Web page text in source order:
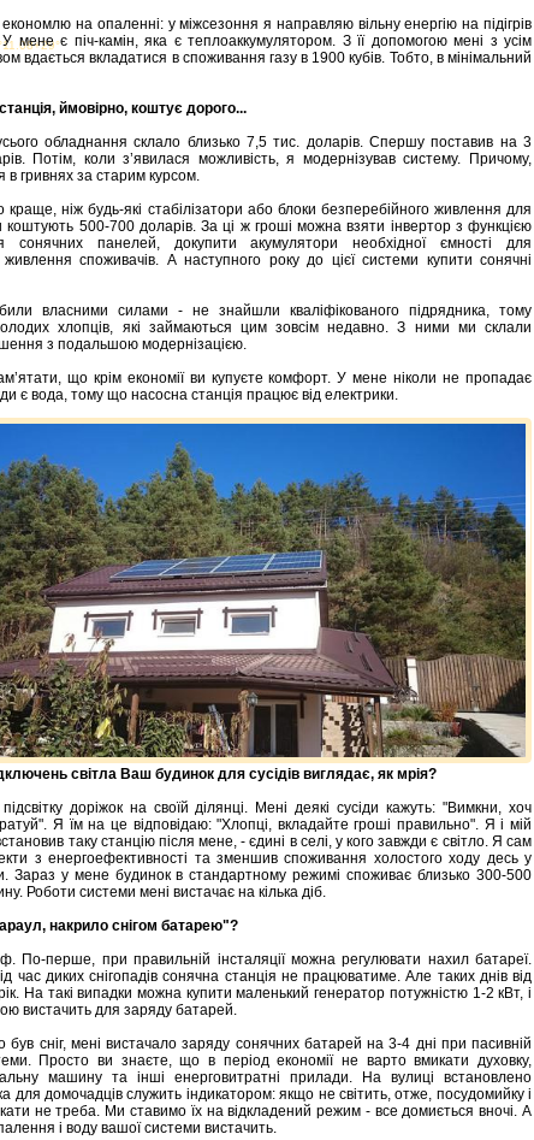
11.08+29°
економлю на опаленні: у міжсезоння я направляю вільну енергію на підігрів
мене є піч-камін, яка є теплоаккумулятором. З її допомогою мені з усім
вдається вкладатися в споживання газу в 1900 кубів. Тобто, в мінімальний
ймовірно, коштує дорого...
обладнання склало близько 7,5 тис. доларів. Спершу поставив на 3
Потім, коли з’явилася можливість, я модернізував систему. Причому,
в гривнях за старим курсом.
краще, ніж будь-які стабілізатори або блоки безперебійного живлення для
коштують 500-700 доларів. За ці ж гроші можна взяти інвертор з функцією
сонячних панелей, докупити акумулятори необхідної ємності для
живлення споживачів. А наступного року до цієї системи купити сонячні
власними силами - не знайшли кваліфікованого підрядника, тому
хлопців, які займаються цим зовсім недавно. З ними ми склали
з подальшою модернізацією.
що крім економії ви купуєте комфорт. У мене ніколи не пропадає
є вода, тому що насосна станція працює від електрики.
світла Ваш будинок для сусідів виглядає, як мрія?
доріжок на своїй ділянці. Мені деякі сусіди кажуть: "Вимкни, хоч
Я їм на це відповідаю: "Хлопці, вкладайте гроші правильно". Я і мій
таку станцію після мене, - єдині в селі, у кого завжди є світло. Я сам
з енергоефективності та зменшив споживання холостого ходу десь у
Зараз у мене будинок в стандартному режимі споживає близько 300-500
Роботи системи мені вистачає на кілька діб.
накрило снігом батарею"?
По-перше, при правильній інсталяції можна регулювати нахил батареї.
час диких снігопадів сонячна станція не працюватиме. Але таких днів від
На такі випадки можна купити маленький генератор потужністю 1-2 кВт, і
вистачить для заряду батарей.
був сніг, мені вистачало заряду сонячних батарей на 3-4 дні при пасивній
Просто ви знаєте, що в період економії не варто вмикати духовку,
машину та інші енерговитратні прилади. На вулиці встановлено
для домочадців служить індикатором: якщо не світить, отже, посудомийку і
не треба. Ми ставимо їх на відкладений режим - все домиється вночі. А
і воду вашої системи вистачить.